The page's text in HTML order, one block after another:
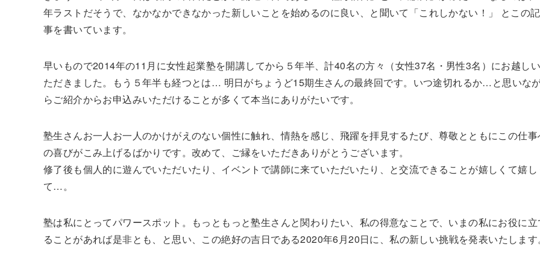
年ラストだそうで、なかなかできなかった新しいことを始めるのに良い、と聞いて「これしかない！」 とこの記
事を書いています。
早いもので2014年の11月に女性起業塾を開講してから５年半、計40名の方々（女性37名・男性3名）にお越しい
ただきました。もう５年半も経つとは… 明日がちょうど15期生さんの最終回です。いつ途切れるか…と思いな
らご紹介からお申込みいただけることが多くて本当にありがたいです。
塾生さんお一人お一人のかけがえのない個性に触れ、情熱を感じ、飛躍を拝見するたび、尊敬とともにこの仕事
の喜びがこみ上げるばかりです。改めて、ご縁をいただきありがとうございます。
修了後も個人的に遊んでいただいたり、イベントで講師に来ていただいたり、と交流できることが嬉しくて嬉し
て…。
塾は私にとってパワースポット。もっともっと塾生さんと関わりたい、私の得意なことで、いまの私にお役に立
ることがあれば是非とも、と思い、この絶好の吉日である2020年6月20日に、私の新しい挑戦を発表いたします